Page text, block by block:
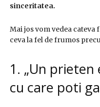
sinceritatea.
Mai jos vom vedea cateva
ceva la fel de frumos
1. „Un prieten
cu care poti